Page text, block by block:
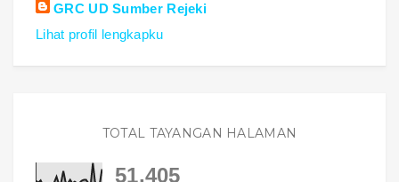
GRC UD Sumber Rejeki
Lihat profil lengkapku
TOTAL TAYANGAN HALAMAN
51,405